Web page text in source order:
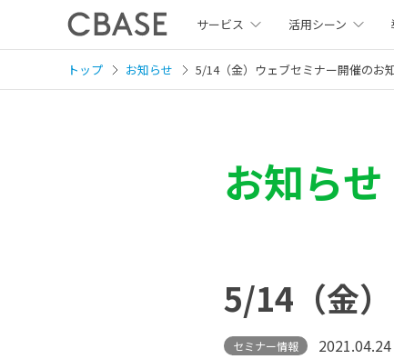
サービス 活用シーン
トップ お知らせ 5/14（金）ウェブセミナー開催のお
お知らせ
5/14（金
セミナー情報 2021.04.24